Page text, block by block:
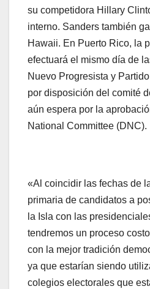
su competidora Hillary
interno. Sanders también
Hawaii. En Puerto Rico, la
efectuará el mismo día de
Nuevo Progresista y
por disposición del comité
aún espera por la
National Committee (DNC).
«Al coincidir las fechas de
primaria de candidatos a
la Isla con las
tendremos un proceso
con la mejor tradición
ya que estarían siendo
colegios electorales que